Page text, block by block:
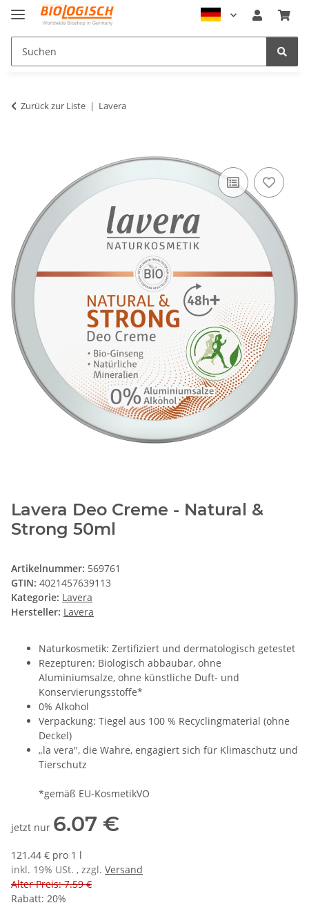
Zurück zur Liste Lavera
Lavera Deo Creme - Natural &
Strong 50ml
Artikelnummer: 569761
GTIN: 4021457639113
Kategorie: Lavera
Hersteller: Lavera
Naturkosmetik: Zertifiziert und dermatologisch getestet
Rezepturen: Biologisch abbaubar, ohne
Aluminiumsalze, ohne künstliche Duft- und
Konservierungsstoffe*
0% Alkohol
Verpackung: Tiegel aus 100 % Recyclingmaterial (ohne
Deckel)
„la vera", die Wahre, engagiert sich für Klimaschutz und
Tierschutz
*gemäß EU-KosmetikVO
jetzt nur 6.07 €
121.44 € pro 1 l
inkl. 19% USt. , zzgl. Versand
Alter Preis: 7.59 €
Rabatt: 20%